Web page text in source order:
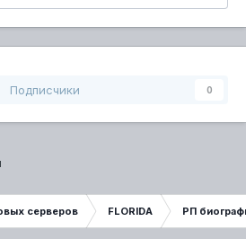
Подписчики 0
серверов FLORIDA РП